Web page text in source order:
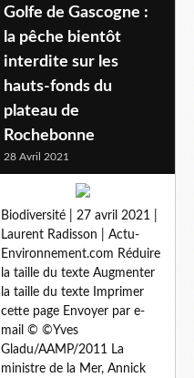
Golfe de Gascogne :
la pêche bientôt
interdite sur les
hauts-fonds du
plateau de
Rochebonne
28 Avril 2021
Biodiversité | 27 avril 2021 |
Laurent Radisson | Actu-
Environnement.com Réduire
la taille du texte Augmenter
la taille du texte Imprimer
cette page Envoyer par e-
mail © ©Yves
Gladu/AAMP/2011 La
ministre de la Mer, Annick